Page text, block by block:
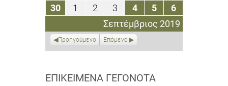
Σεπτέμβριος 2019
Σεπτεμβρίου
2019
Σεπτεμβρίου
2019
Σεπτεμβρίου
2019
Σεπτεμβρίου
2019
Σεπτεμβρίου
2019
Σεπτεμβρίου
20192019
3030
Σεπτεμβρίου
1
Οκτωβρίου
2
Οκτωβρίου
2019
3
Οκτωβρίου
2019
44
Οκτωβρίου
2019
55
Οκτωβρίου
2019
66
Οκτωβρίου
2019
Προηγούμενο Επόμενο
ΕΠΙΚΕΊΜΕΝΑ ΓΕΓΟΝΌΤΑ